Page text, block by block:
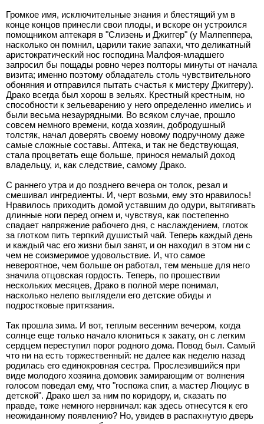
Громкое имя, исключительные знания и блестящий ум в
конце концов принесли свои плоды, и вскоре он устроился
помощником аптекаря в "Слизень и Джиггер" (у Малпеппера,
насколько он помнил, царили такие запахи, что деликатный
аристократический нос господина Малфоя-младшего
запросил бы пощады ровно через полторы минуты от начала
визита; именно поэтому обладатель столь чувствительного
обоняния и отправился пытать счастья к мистеру Джиггеру).
Драко всегда был хорош в зельях. Крестный крестным, но
способности к зельеварению у него определенно имелись и
были весьма незаурядными. Во всяком случае, прошло
совсем немного времени, когда хозяин, добродушный
толстяк, начал доверять своему новому подручному даже
самые сложные составы. Аптека, и так не бедствующая,
стала процветать еще больше, принося немалый доход
владельцу, и, как следствие, самому Драко.
С раннего утра и до позднего вечера он толок, резал и
смешивал ингредиенты. И, черт возьми, ему это нравилось!
Нравилось приходить домой уставшим до одури, вытягивать
длинные ноги перед огнем и, чувствуя, как постепенно
спадает напряжение рабочего дня, с наслаждением, глоток
за глотком пить терпкий душистый чай. Теперь каждый день
и каждый час его жизни был занят, и он находил в этом ни с
чем не соизмеримое удовольствие. И, что самое
невероятное, чем больше он работал, тем меньше для него
значила отцовская гордость. Теперь, по прошествии
нескольких месяцев, Драко в полной мере понимал,
насколько нелепо выглядели его детские обиды и
подростковые притязания.
Так прошла зима. И вот, теплым весенним вечером, когда
солнце еще только начало клониться к закату, он с легким
сердцем переступил порог родного дома. Повод был. Самый
что ни на есть торжественный: не далее как неделю назад
родилась его единокровная сестра. Прослезившийся при
виде молодого хозяина домовик замирающим от волнения
голосом поведал ему, что "госпожа спит, а мастер Люциус в
детской". Драко шел за ним по коридору, и, сказать по
правде, тоже немного нервничал: как здесь отнесутся к его
неожиданному появлению? Но, увидев в распахнутую дверь